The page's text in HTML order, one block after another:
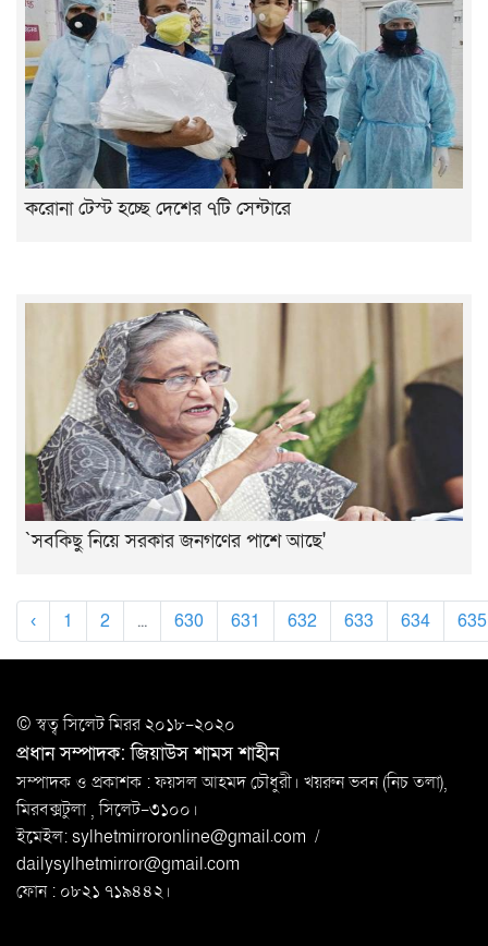
করোনা টেস্ট হচ্ছে দেশের ৭টি সেন্টারে
`সবকিছু নিয়ে সরকার জনগণের পাশে আছে'
‹ 1 2 ... 630 631 632 633 634 635
© স্বত্ব সি‌লেট মিরর ২০১৮-২০২০
প্রধান সম্পাদক: জিয়াউস শামস শাহীন
সম্পাদক ও প্রকাশক : ফয়সল আহমদ চৌধুরী। খয়রুন ভবন (নিচ তলা),
মিরবক্সটুলা ,সি‌লেট-৩১০০।
ইমেইল:sylhetmirroronline@gmail.com /
dailysylhetmirror@gmail.com
ফোন : ০৮২১ ৭১৯৪৪২।